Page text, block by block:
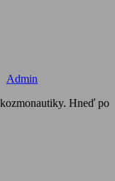
Admin
Hneď po